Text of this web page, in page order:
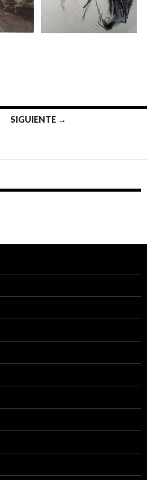
SIGUIENTE →